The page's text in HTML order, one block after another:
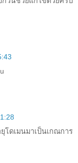
เมนมาเป็นเกณการ